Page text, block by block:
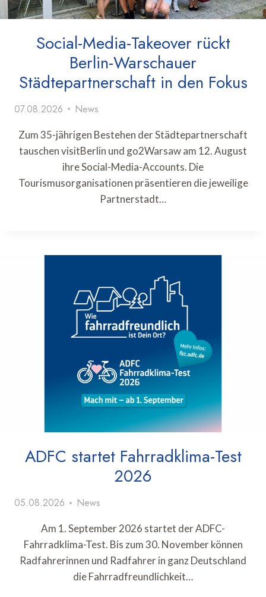
Social-Media-Takeover rückt
Berlin-Warschauer
Städtepartnerschaft in den Fokus
07.08.2026 News
Zum 35-jährigen Bestehen der Städtepartnerschaft
tauschen visitBerlin und go2Warsaw am 12. August
ihre Social-Media-Accounts. Die
Tourismusorganisationen präsentieren die jeweilige
Partnerstadt…
ADFC startet Fahrradklima-Test
2026
05.08.2026 News
Am 1. September 2026 startet der ADFC-
Fahrradklima-Test. Bis zum 30. November können
Radfahrerinnen und Radfahrer in ganz Deutschland
die Fahrradfreundlichkeit…